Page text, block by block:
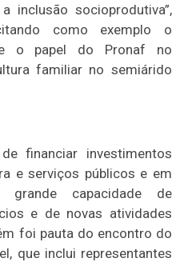
inclusão socioprodutiva”,
como exemplo o
e o papel do Pronaf no
familiar no semiárido
financiar investimentos
e serviços públicos e em
grande capacidade de
e de novas atividades
foi pauta do encontro do
que inclui representantes